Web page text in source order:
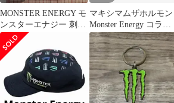
MONSTER ENERGY モ
ンスターエナジー 刺繍
ワッペン 2枚セット ロ
ゴ
マキシマムザホルモン
Monster Energy コラボ
ステッカー 5枚セット